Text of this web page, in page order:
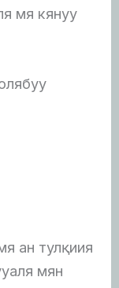
мя кянуу
ан тулқиия
мян